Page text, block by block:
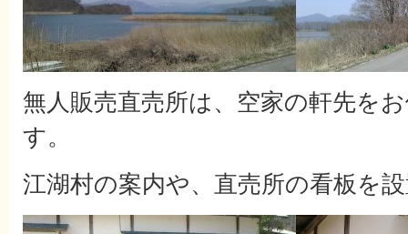
無人販売直売所は、空家の軒先を
す。
江湖村の案内や、直売所の看板を